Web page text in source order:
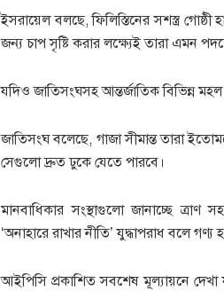
ইসরায়েল বলছে, ফিলিস্তিনের সশস্ত্র
জন্য চাপ সৃষ্টি করার লক্ষ্যেই তারা এমন
যদিও জাতিসংঘসহ আন্তর্জাতিক বিভিন্ন
জাতিসংঘ বলেছে, গাজা সীমান্ত তারা
সেগুলো দ্রুত ঢুকে যেতে পারবে।
মানবাধিকার সংস্থাগুলো জানাচ্ছে
‘অনাহারে রাখার নীতি’ যুদ্ধাপরাধ বলে গণ্য
আইপিসি প্রকাশিত সবশেষ মূল্যায়নে দেখা